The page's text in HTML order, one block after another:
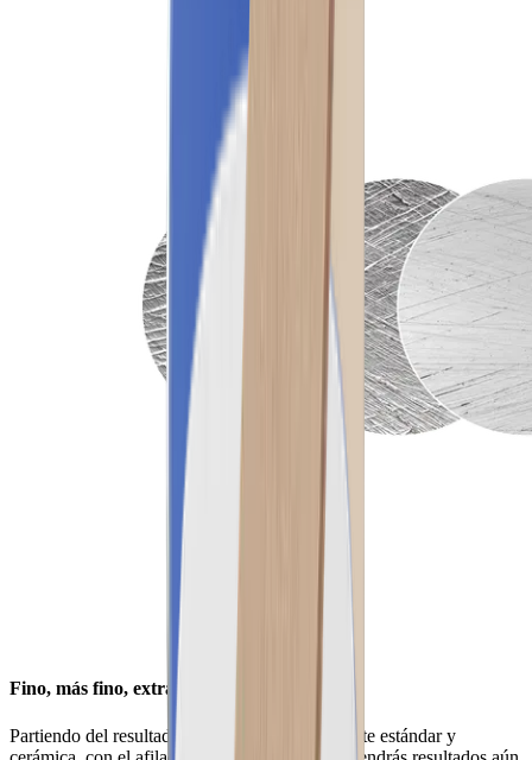
Fino, más fino, extrafino
Partiendo del resultado de los discos de diamante estándar y